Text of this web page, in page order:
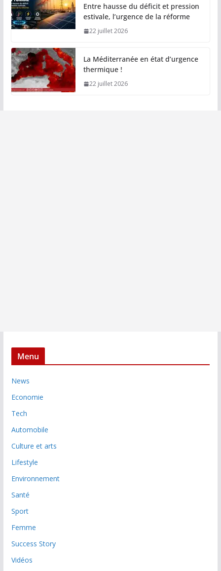
Entre hausse du déficit et pression
estivale, l’urgence de la réforme
22 juillet 2026
La Méditerranée en état d’urgence
thermique !
22 juillet 2026
Menu
News
Economie
Tech
Automobile
Culture et arts
Lifestyle
Environnement
Santé
Sport
Femme
Success Story
Vidéos